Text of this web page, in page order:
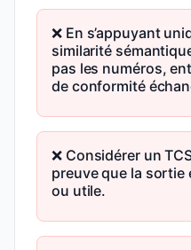
❌ En s’appuyant
similarité
pas les numéros,
de conformité
❌ Considérer un
preuve que la sortie
ou utile.